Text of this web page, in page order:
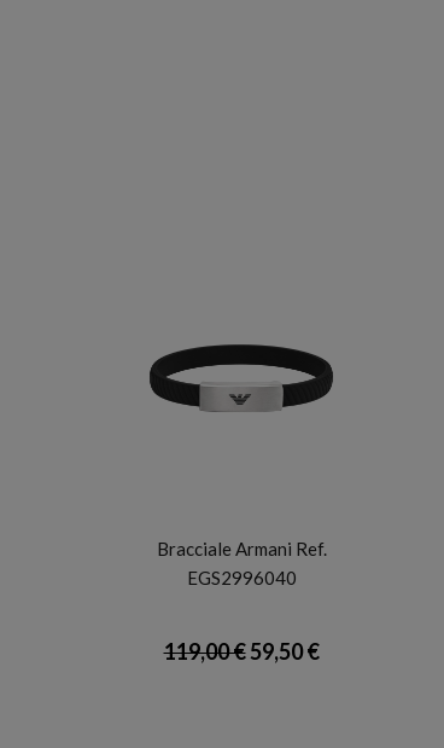
Bracciale Armani Ref.
EGS2996040
119,00 €59,50 €